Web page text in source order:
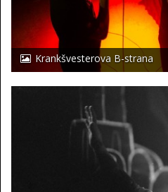
Krankšvesterova B-strana